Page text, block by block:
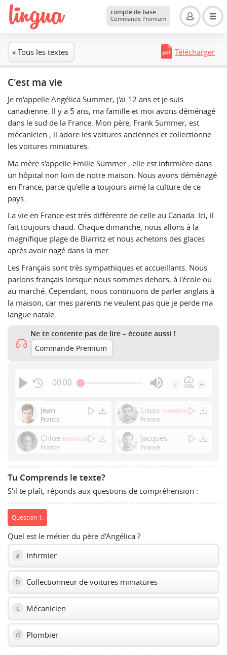
compte de base
Commande Premium
« Tous les textes Télécharger
C'est ma vie
Je m'appelle Angélica Summer, j'ai 12 ans et je suis
canadienne. Il y a 5 ans, ma famille et moi avons déménagé
dans le sud de la France. Mon père, Frank Summer, est
mécanicien ; il adore les voitures anciennes et collectionne
les voitures miniatures.
Ma mère s'appelle Emilie Summer ; elle est infirmière dans
un hôpital non loin de notre maison. Nous avons déménagé
en France, parce qu'elle a toujours aimé la culture de ce
pays.
La vie en France est très différente de celle au Canada. Ici, il
fait toujours chaud. Chaque dimanche, nous allons à la
magnifique plage de Biarritz et nous achetons des glaces
après avoir nagé dans la mer.
Les Français sont très sympathiques et accueillants. Nous
parlons français lorsque nous sommes dehors, à l'école ou
au marché. Cependant, nous continuons de parler anglais à
la maison, car mes parents ne veulent pas que je perde ma
langue natale.
Ne te contente pas de lire – écoute aussi !
Commande Premium
00:00
Enter
or
to
show
- 100% +
Jean
France
Louis nouveau
France
Chloe nouveau
France
Jacques
France
Tu Comprends le texte?
S'il te plaît, réponds aux questions de compréhension :
Question 1:
Quel est le métier du père d'Angélica ?
a Infirmier
b Collectionneur de voitures miniatures
c Mécanicien
d Plombier